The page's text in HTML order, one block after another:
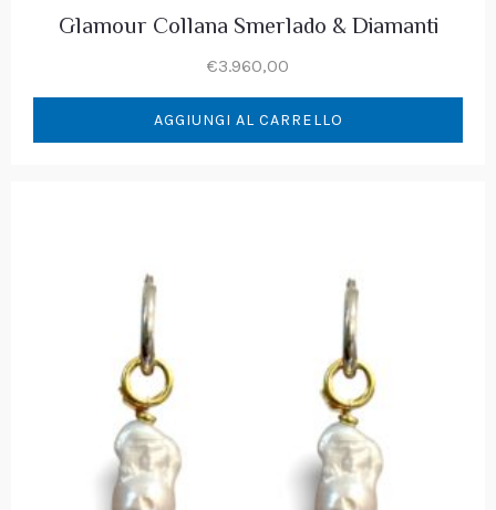
Glamour Collana Smerlado & Diamanti
€3.960,00
AGGIUNGI AL CARRELLO